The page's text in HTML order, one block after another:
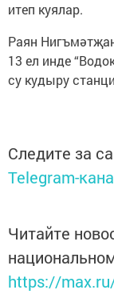
итеп куялар.
Раян
13 ел инде
су кудыру
Следите за
Telegram-
Читайте
https://